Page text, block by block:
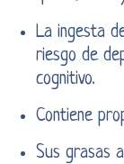
La ingesta
riesgo de
cognitivo.
Contiene
Sus grasas